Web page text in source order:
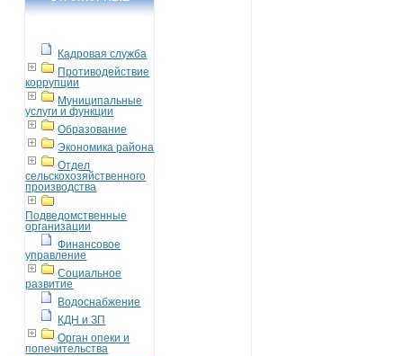
Кадровая служба
Противодействие
коррупции
Муниципальные
услуги и функции
Образование
Экономика района
Отдел
сельскохозяйственного
производства
Подведомственные
организации
Финансовое
управление
Социальное
развитие
Водоснабжение
КДН и ЗП
Орган опеки и
попечительства